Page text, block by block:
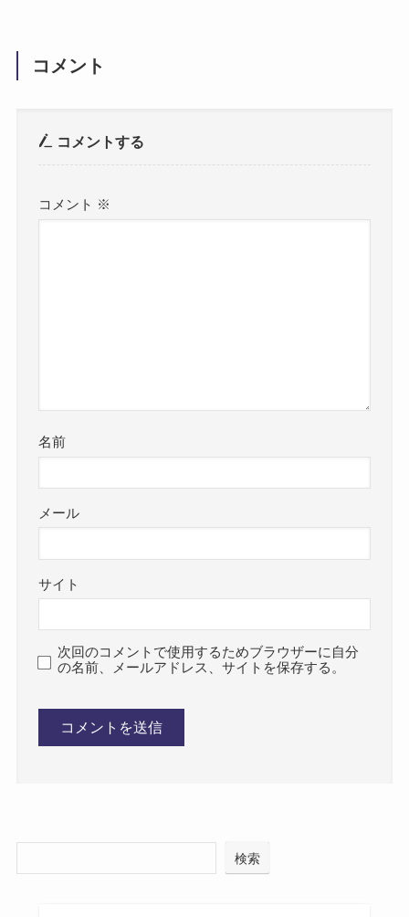
コメント
コメントする
コメント ※
名前
メール
サイト
次回のコメントで使用するためブラウザーに自分
の名前、メールアドレス、サイトを保存する。
検索